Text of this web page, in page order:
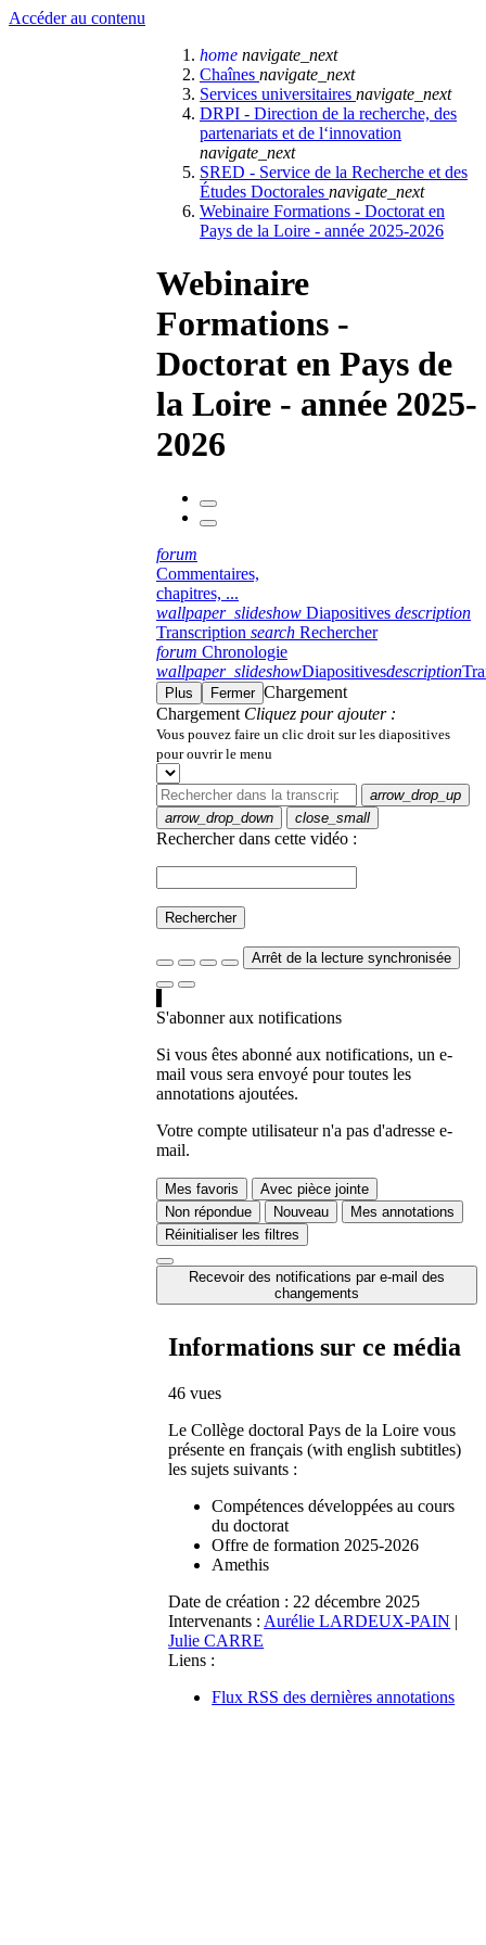
Accéder au contenu
home navigate_next
Chaînes navigate_next
Services universitaires navigate_next
DRPI - Direction de la recherche, des
partenariats et de l‘innovation
navigate_next
SRED - Service de la Recherche et des
Études Doctorales navigate_next
Webinaire Formations - Doctorat en
Pays de la Loire - année 2025-2026
Webinaire
Formations -
Doctorat en Pays de
la Loire - année 2025-
2026
forum
Commentaires,
chapitres, ...
wallpaper_slideshow Diapositives description
Transcription search Rechercher
forum Chronologie
wallpaper_slideshowDiapositivesdescription
Plus Fermer Chargement
Chargement Cliquez pour ajouter :
Vous pouvez faire un clic droit sur les diapositives
pour ouvrir le menu
arrow_drop_up
arrow_drop_down
close_small
Rechercher dans cette vidéo :
Rechercher
Arrêt de la lecture synchronisée
S'abonner aux notifications
Si vous êtes abonné aux notifications, un e-
mail vous sera envoyé pour toutes les
annotations ajoutées.
Votre compte utilisateur n'a pas d'adresse e-
mail.
Mes favoris
Avec pièce jointe
Non répondue
Nouveau
Mes annotations
Réinitialiser les filtres
Recevoir des notifications par e-mail des
changements
Informations sur ce média
46 vues
Le Collège doctoral Pays de la Loire vous
présente en français (with english subtitles)
les sujets suivants :
Compétences développées au cours
du doctorat
Offre de formation 2025-2026
Amethis
Date de création : 22 décembre 2025
Intervenants : Aurélie LARDEUX-PAIN |
Julie CARRE
Liens :
Flux RSS des dernières annotations